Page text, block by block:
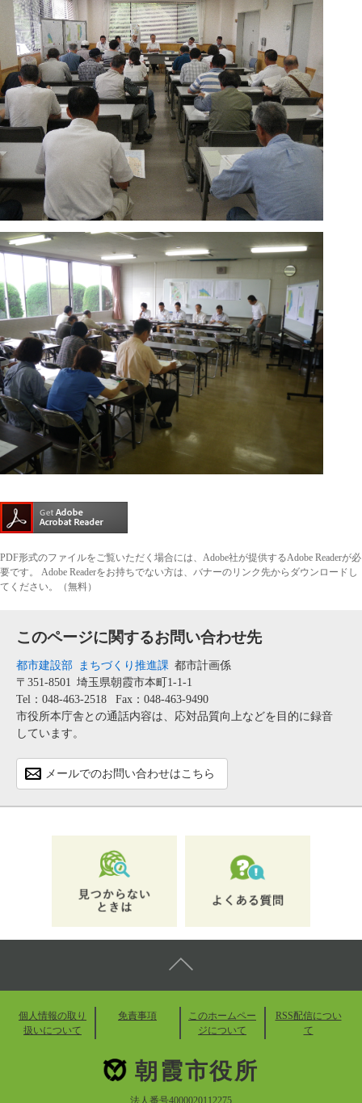
PDF形式のファイルをご覧いただく場合には、Adobe社が提供するAdobe Readerが必
要です。
Adobe Readerをお持ちでない方は、バナーのリンク先からダウンロードし
てください。（無料）
このページに関するお問い合わせ先
都市建設部 まちづくり推進課 都市計画係
〒351-8501 埼玉県朝霞市本町1-1-1
Tel：048-463-2518
Fax：048-463-9490
市役所本庁舎との通話内容は、応対品質向上などを目的に録音
しています。
メールでのお問い合わせはこちら
個人情報の取り
扱いについて
免責事項
このホームペー
ジについて
RSS配信につい
て
朝霞市役所